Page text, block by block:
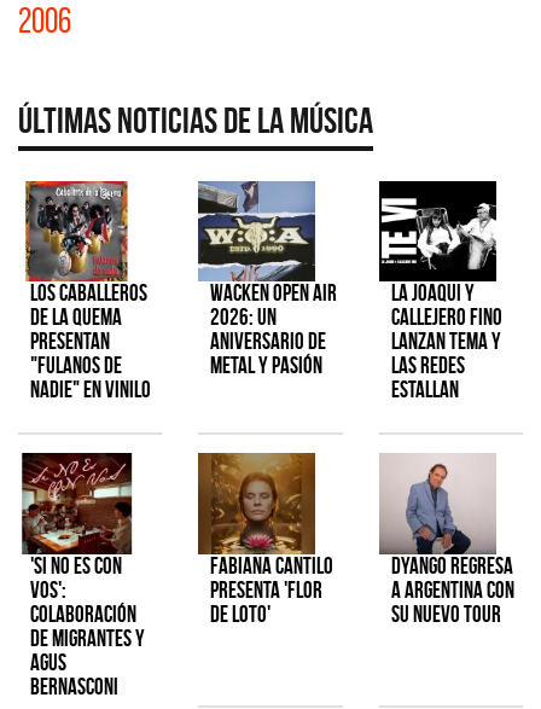
2006
Últimas Noticias de la Música
Los Caballeros
de la Quema
presentan
"Fulanos de
Nadie" en vinilo
Wacken Open Air
2026: Un
aniversario de
metal y pasión
La Joaqui y
Callejero Fino
lanzan tema y
las redes
estallan
'Si No Es Con
Vos':
colaboración
de Migrantes y
Agus
Bernasconi
Fabiana Cantilo
presenta 'Flor
de Loto'
Dyango regresa
a Argentina con
su nuevo tour